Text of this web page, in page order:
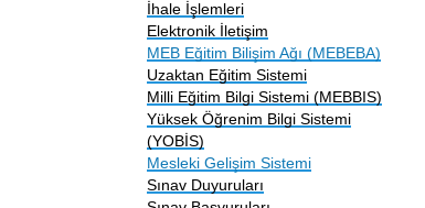
İhale İşlemleri
Elektronik İletişim
MEB Eğitim Bilişim Ağı (MEBEBA)
Uzaktan Eğitim Sistemi
Milli Eğitim Bilgi Sistemi (MEBBIS)
Yüksek Öğrenim Bilgi Sistemi
(YOBİS)
Mesleki Gelişim Sistemi
Sınav Duyuruları